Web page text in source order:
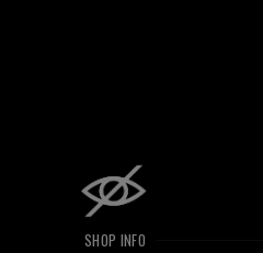
SHOP INFO